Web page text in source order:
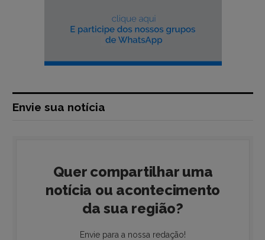
Envie sua notícia
Quer compartilhar uma
notícia ou acontecimento
da sua região?
Envie para a nossa redação!